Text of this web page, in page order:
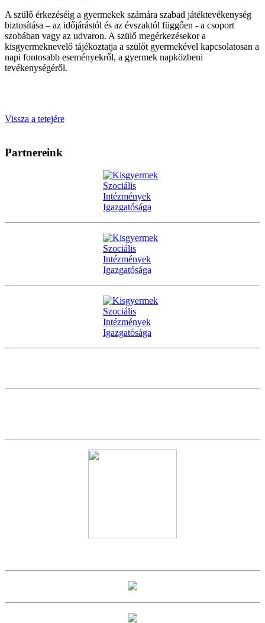
A szülő érkezéséig a gyermekek számára szabad játéktevékenység
biztosítása – az időjárástól és az évszaktól függően - a csoport
szobában vagy az udvaron. A szülő megérkezésekor a
kisgyermeknevelő tájékoztatja a szülőt gyermekével kapcsolatosan a
napi fontosabb eseményekről, a gyermek napközbeni
tevékenységéről.
Vissza a tetejére
Partnereink